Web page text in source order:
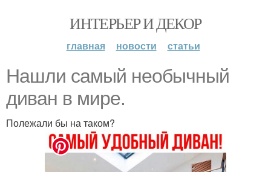
ИНТЕРЬЕР И ДЕКОР
главная новости статьи
Нашли самый необычный
диван в мире.
Полежали бы на таком?